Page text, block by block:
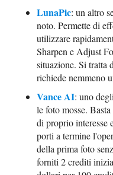
LunaPic: un altro
noto. Permette di
utilizzare
Sharpen e Adjust
situazione. Si tratta
richiede nemmeno
Vance AI: uno
le foto mosse.
di proprio interesse
porti a termine
della prima foto
forniti 2 crediti